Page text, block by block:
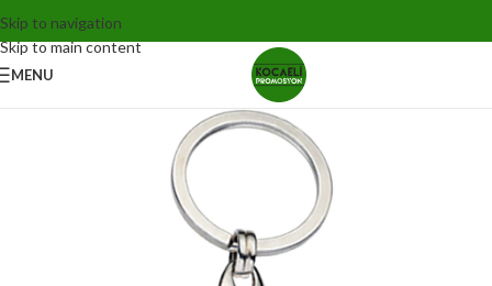
Skip to navigation
Skip to main content
MENU